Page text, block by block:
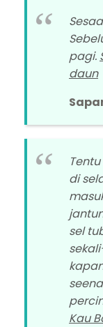
pagi.
daun
di
sel
Kau